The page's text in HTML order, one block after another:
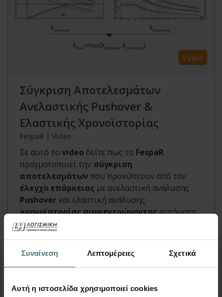
Συναίνεση Λεπτομέρειες Σχετικά
Αυτή η ιστοσελίδα χρησιμοποιεί cookies
Video
Σύγκριση Αποτελεσμάτων
Ανελαστικής Pushover &
Ελαστικής Χρονοϊστορίας
FespaR | Video
Σε αυτό το video δείτε πως το FespaR
πραγματοποιεί την σύγκριση
αποτελεσμάτων που προκύπτουν από τον
έλεγχο επάρκειας με ανελαστική ανάλυσης
Pushover και ελαστική ανάλυσης
χρονοϊστορίας συγκεντρώνονταςαυτόματα
ταδυσμενέστερα αποτελέσματα